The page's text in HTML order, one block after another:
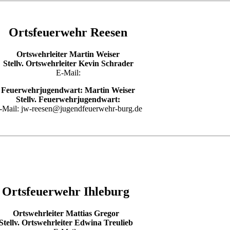
Ortsfeuerwehr Reesen
Ortswehrleiter Martin Weiser
Stellv. Ortswehrleiter Kevin Schrader
E-Mail:
Feuerwehrjugendwart: Martin Weiser
Stellv. Feuerwehrjugendwart:
Mail: jw-reesen@jugendfeuerwehr-burg.de
Ortsfeuerwehr Ihleburg
Ortswehrleiter Mattias Gregor
Ortswehrleiter Edwina Treulieb